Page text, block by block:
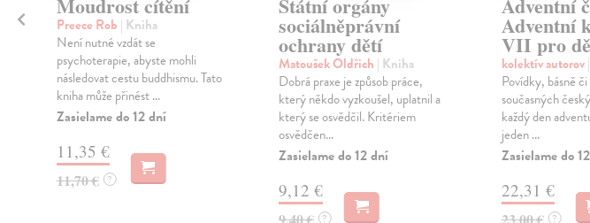
Moudrost cítění
Preece Rob | Kniha
Není nutné vzdát se
psychoterapie, abyste mohli
následovat cestu buddhismu. Tato
kniha může přinést ...
Zasielame do 12 dní
11,35 €
11,70 € ?
Státní orgány
sociálněprávní
ochrany dětí
Matoušek Oldřich | Kniha
Dobrá praxe je způsob práce,
který někdo vyzkoušel, uplatnil a
který se osvědčil. Kritériem
osvědčen...
Zasielame do 12 dní
9,12 €
?
Adventní
Adventní
VII pro
kolektív autorov
Povídky, básně
současných
každý den
jeden ...
Zasielame do
22,31 €
?